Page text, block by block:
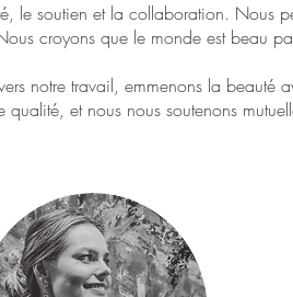
le soutien et la collaboration. Nous
croyons que le monde est beau
notre travail, emmenons la
et nous nous soutenons